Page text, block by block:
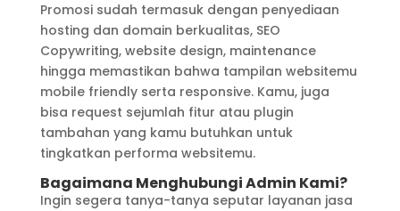
Promosi sudah termasuk dengan penyediaan
hosting dan domain berkualitas, SEO
Copywriting, website design, maintenance
hingga memastikan bahwa tampilan websitemu
mobile friendly serta responsive. Kamu, juga
bisa request sejumlah fitur atau plugin
tambahan yang kamu butuhkan untuk
tingkatkan performa websitemu.
Bagaimana Menghubungi Admin Kami?
Ingin segera tanya-tanya seputar layanan jasa